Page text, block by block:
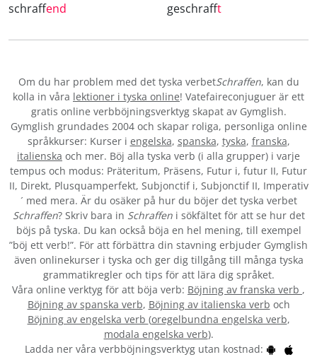
schraffend geschrafft
Om du har problem med det tyska verbetSchraffen, kan du
kolla in våra lektioner i tyska online! Vatefaireconjuguer är ett
gratis online verbböjningsverktyg skapat av Gymglish.
Gymglish grundades 2004 och skapar roliga, personliga online
språkkurser: Kurser i engelska, spanska, tyska, franska,
italienska och mer. Böj alla tyska verb (i alla grupper) i varje
tempus och modus: Präteritum, Präsens, Futur i, futur II, Futur
II, Direkt, Plusquamperfekt, Subjonctif i, Subjonctif II, Imperativ
´ med mera. Är du osäker på hur du böjer det tyska verbet
Schraffen? Skriv bara in Schraffeni sökfältet för att se hur det
böjs på tyska. Du kan också böja en hel mening, till exempel
”böj ett verb!”. För att förbättra din stavning erbjuder Gymglish
även onlinekurser i tyska och ger dig tillgång till många tyska
grammatikregler och tips för att lära dig språket.
Våra online verktyg för att böja verb: Böjning av franska verb ,
Böjning av spanska verb, Böjning av italienska verb och
Böjning av engelska verb (oregelbundna engelska verb,
modala engelska verb).
Ladda ner våra verbböjningsverktyg utan kostnad: